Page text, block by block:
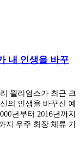
내 인생을 바꾸
윌리엄스가 최근 크
의 인생을 바꾸신 예
년부터 2016년까지
지 우주 최장 체류 기